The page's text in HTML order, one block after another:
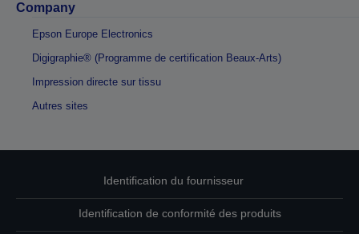
Company
Epson Europe Electronics
Digigraphie® (Programme de certification Beaux-Arts)
Impression directe sur tissu
Autres sites
Identification du fournisseur
Identification de conformité des produits